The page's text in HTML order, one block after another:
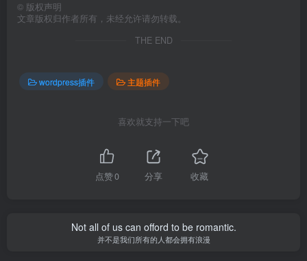
© 版权声明
文章版权归作者所有，未经允许请勿转载。
THE END
wordpress插件 主题插件
喜欢就支持一下吧
点赞0 分享 收藏
Not all of us can offord to be romantic.
并不是我们所有的人都会拥有浪漫